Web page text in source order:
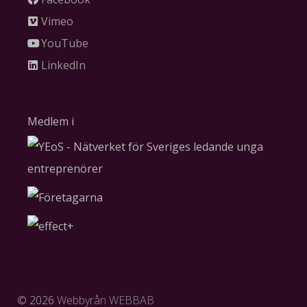
Vimeo
YouTube
LinkedIn
Medlem i
© 2026 Webbyrån WEBBAB